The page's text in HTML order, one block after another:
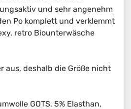
und sehr angenehm
Po komplett und verklemmt
retro Biounterwäsche
aus, deshalb die Größe nicht
GOTS, 5% Elasthan,